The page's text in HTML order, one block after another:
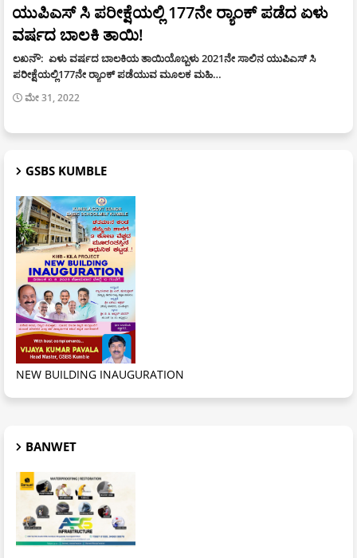
ಯುಪಿಎಸ್ ಸಿ ಪರೀಕ್ಷೆಯಲ್ಲಿ 177ನೇ ರ್‍ಯಾಂಕ್ ಪಡೆದ ಏಳು
ವರ್ಷದ ಬಾಲಕಿ ತಾಯಿ!
ಲಖನೌ: ಏಳು ವರ್ಷದ ಬಾಲಕಿಯ ತಾಯಿಯೊಬ್ಬಳು 2021ನೇ ಸಾಲಿನ ಯುಪಿಎಸ್ ಸಿ
ಪರೀಕ್ಷೆಯಲ್ಲಿ177ನೇ ರ್‍ಯಾಂಕ್ ಪಡೆಯುವ ಮೂಲಕ ಮಹಿ…
ಮೇ 31, 2022
GSBS KUMBLE
NEW BUILDING INAUGURATION
BANWET